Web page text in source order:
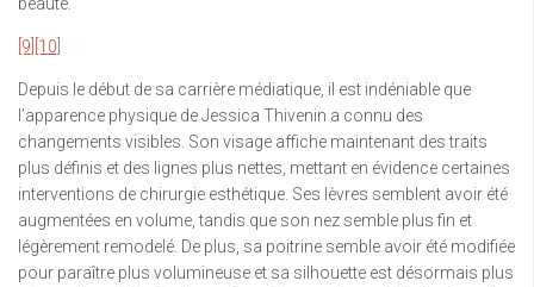
beauté.
[9] [10]
Depuis le début de sa carrière médiatique, il est indéniable que
l’apparence physique de Jessica Thivenin a connu des
changements visibles. Son visage affiche maintenant des traits
plus définis et des lignes plus nettes, mettant en évidence certaines
interventions de chirurgie esthétique. Ses lèvres semblent avoir été
augmentées en volume, tandis que son nez semble plus fin et
légèrement remodelé. De plus, sa poitrine semble avoir été modifiée
pour paraître plus volumineuse et sa silhouette est désormais plus